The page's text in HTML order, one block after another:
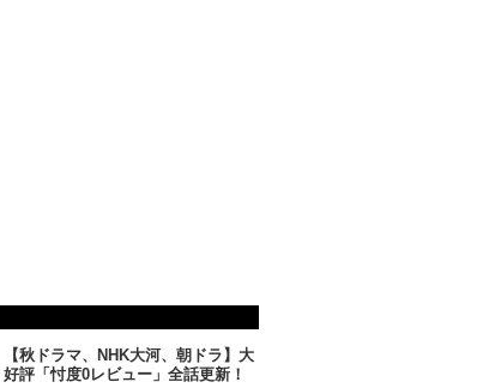
【秋ドラマ、NHK大河、朝ドラ】大
好評「忖度0レビュー」全話更新！